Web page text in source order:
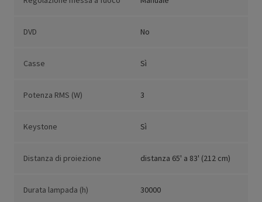
DVD No
Casse Sì
Potenza RMS (W) 3
Keystone Sì
Distanza di proiezione distanza 65' a 83' (212 cm)
Durata lampada (h) 30000